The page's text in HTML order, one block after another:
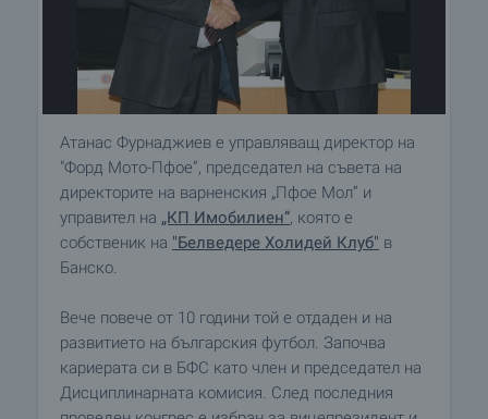
Атанас Фурнаджиев е управляващ директор на
"Форд Мото-Пфое”, председател на съвета на
директорите на варненския „Пфое Мол” и
управител на „КП Имобилиен”, която е
собственик на "Белведере Холидей Клуб" в
Банско.
Вече повече от 10 години той е отдаден и на
развитието на българския футбол. Започва
кариерата си в БФС като член и председател на
Дисциплинарната комисия. След последния